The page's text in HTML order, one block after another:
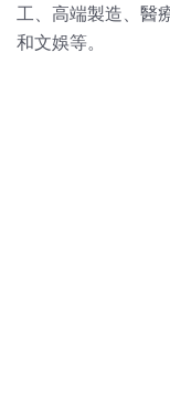
工、高端製造、醫
和文娛等。